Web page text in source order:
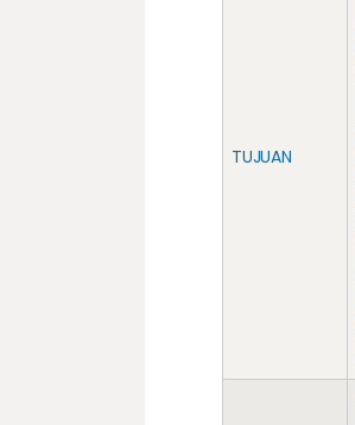
TUJUAN